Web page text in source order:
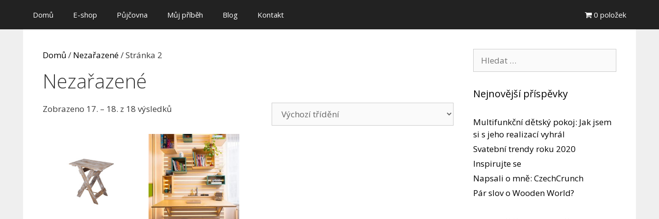
obsah
Domů E-shop Půjčovna Můj příběh Blog Kontakt 0 položek
Domů / Nezařazené/ Stránka 2
Nezařazené
Zobrazeno 17. – 18. z 18 výsledků
Nejnovější příspěvky
Multifunkční dětský pokoj: Jak jsem
si s jeho realizací vyhrál
Svatební trendy roku 2020
Inspirujte se
Napsali o mně: CzechCrunch
Pár slov o Wooden World?